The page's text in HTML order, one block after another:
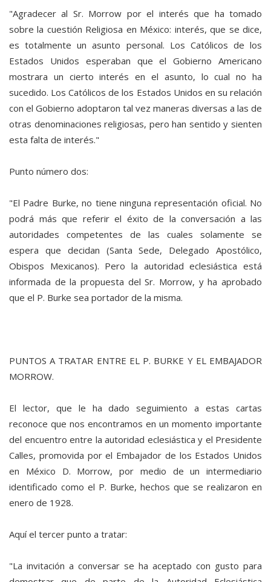
"Agradecer al Sr. Morrow por el interés que ha tomado
sobre la cuestión Religiosa en México: interés, que se dice,
es totalmente un asunto personal. Los Católicos de los
Estados Unidos esperaban que el Gobierno Americano
mostrara un cierto interés en el asunto, lo cual no ha
sucedido. Los Católicos de los Estados Unidos en su relación
con el Gobierno adoptaron tal vez maneras diversas a las de
otras denominaciones religiosas, pero han sentido y sienten
esta falta de interés."
Punto número dos:
"El Padre Burke, no tiene ninguna representación oficial. No
podrá más que referir el éxito de la conversación a las
autoridades competentes de las cuales solamente se
espera que decidan (Santa Sede, Delegado Apostólico,
Obispos Mexicanos). Pero la autoridad eclesiástica está
informada de la propuesta del Sr. Morrow, y ha aprobado
que el P. Burke sea portador de la misma.
PUNTOS A TRATAR ENTRE EL P. BURKE Y EL EMBAJADOR
MORROW.
El lector, que le ha dado seguimiento a estas cartas
reconoce que nos encontramos en un momento importante
del encuentro entre la autoridad eclesiástica y el Presidente
Calles, promovida por el Embajador de los Estados Unidos
en México D. Morrow, por medio de un intermediario
identificado como el P. Burke, hechos que se realizaron en
enero de 1928.
Aquí el tercer punto a tratar:
"La invitación a conversar se ha aceptado con gusto para